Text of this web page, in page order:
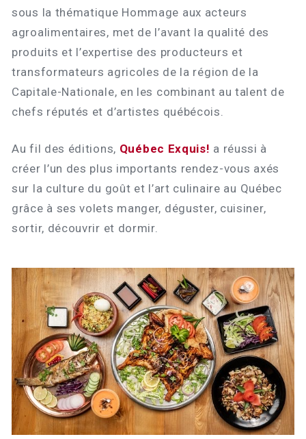
sous la thématique Hommage aux acteurs
agroalimentaires, met de l’avant la qualité des
produits et l’expertise des producteurs et
transformateurs agricoles de la région de la
Capitale-Nationale, en les combinant au talent de
chefs réputés et d’artistes québécois.
Au fil des éditions, Québec Exquis! a réussi à
créer l’un des plus importants rendez-vous axés
sur la culture du goût et l’art culinaire au Québec
grâce à ses volets manger, déguster, cuisiner,
sortir, découvrir et dormir.